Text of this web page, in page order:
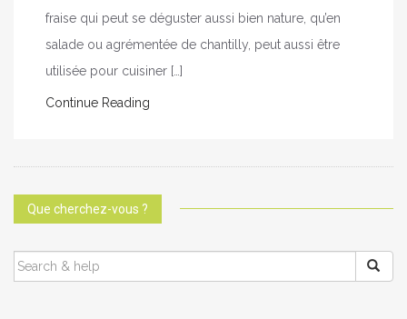
fraise qui peut se déguster aussi bien nature, qu’en
salade ou agrémentée de chantilly, peut aussi être
utilisée pour cuisiner […]
Continue Reading
Que cherchez-vous ?
SEARCH
FOR: